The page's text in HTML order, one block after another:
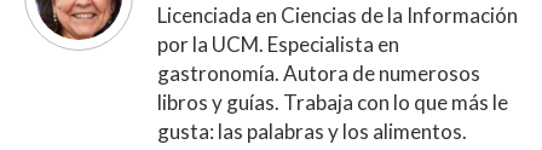
Licenciada en Ciencias de la Información
por la UCM. Especialista en
gastronomía. Autora de numerosos
libros y guías. Trabaja con lo que más le
gusta: las palabras y los alimentos.